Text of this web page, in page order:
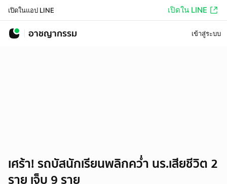
เปิดในแอป LINE เปิดใน LINE
อาชญากรรม เข้าสู่ระบบ
เศร้า! รถบัสนักเรียนพลิกคว่ำ นร.เสียชีวิต 2
ราย เจ็บ 9 ราย